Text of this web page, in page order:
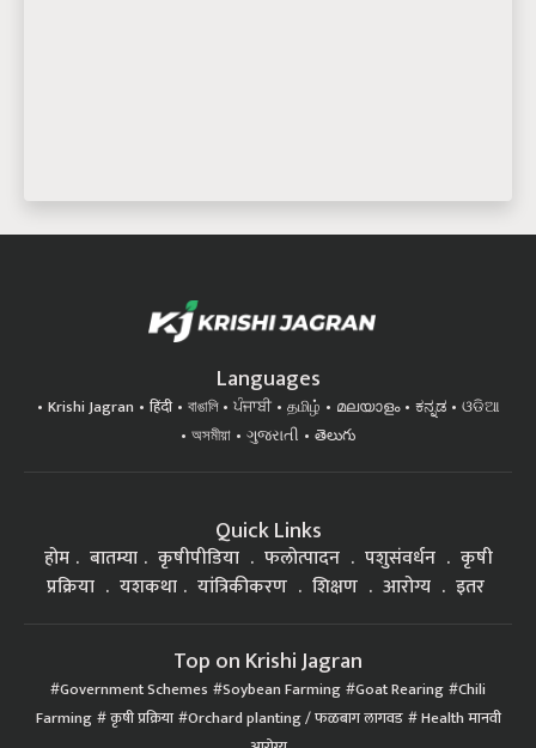
Languages
Krishi Jagran हिंदी বাঙালি ਪੰਜਾਬੀ தமிழ் മലയാളം ಕನ್ನಡ
ଓଡିଆ
অসমীয়া
ગુજરાતી తెలుగు
Quick Links
होम बातम्या कृषीपीडिया फलोत्पादन पशुसंवर्धन
कृषी
प्रक्रिया
यशकथा यांत्रिकीकरण शिक्षण आरोग्य इतर
Top on Krishi Jagran
Government Schemes Soybean Farming Goat Rearing Chili
Farming कृषी प्रक्रिया Orchard planting / फळबाग लागवड Health मानवी